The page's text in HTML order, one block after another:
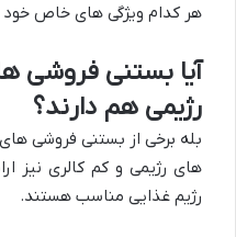
هر کدام ویژگی های خاص خود
آیا بستنی فروشی
رژیمی هم دارند؟
بله برخی از بستنی فروشی
های رژیمی و کم کالری نیز
رژیم غذایی مناسب هستند.